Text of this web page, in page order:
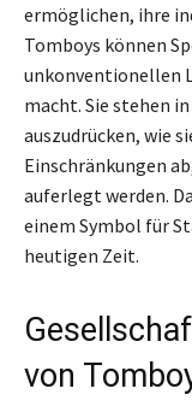
ermöglichen, ihre
Tomboys können
unkonventionellen
macht. Sie stehen
auszudrücken, wie
Einschränkungen
auferlegt werden.
einem Symbol für
heutigen Zeit.
von